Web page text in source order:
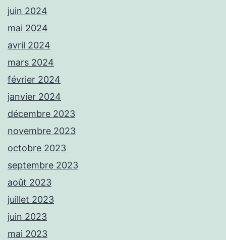
juin 2024
mai 2024
avril 2024
mars 2024
février 2024
janvier 2024
décembre 2023
novembre 2023
octobre 2023
septembre 2023
août 2023
juillet 2023
juin 2023
mai 2023